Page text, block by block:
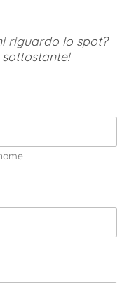
riguardo lo spot?